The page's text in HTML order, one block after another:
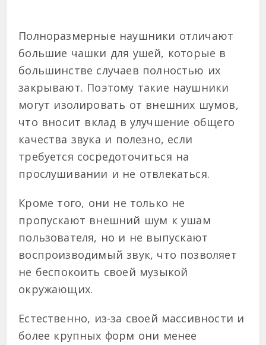
Полноразмерные наушники отличают
большие чашки для ушей, которые в
большинстве случаев полностью их
закрывают. Поэтому такие наушники
могут изолировать от внешних шумов,
что вносит вклад в улучшение общего
качества звука и полезно, если
требуется сосредоточиться на
прослушивании и не отвлекаться.
Кроме того, они не только не
пропускают внешний шум к ушам
пользователя, но и не выпускают
воспроизводимый звук, что позволяет
не беспокоить своей музыкой
окружающих.
Естественно, из-за своей массивности и
более крупных форм они менее